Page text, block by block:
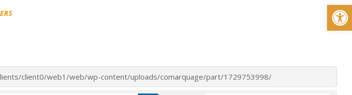
client0/web1/web/wp-content/uploads/comarquage/part/1729753998/